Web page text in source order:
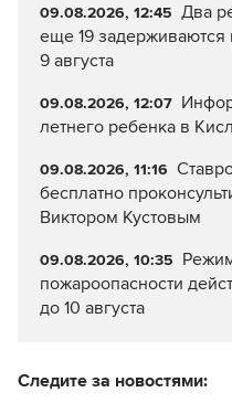
09.08.2026, 12:45 Два
еще 19 задерживаются
9 августа
09.08.2026, 12:07
летнего ребенка в
09.08.2026, 11:16
бесплатно
Виктором Кустовым
09.08.2026, 10:35
пожароопасности
до 10 августа
Следите за новостями: